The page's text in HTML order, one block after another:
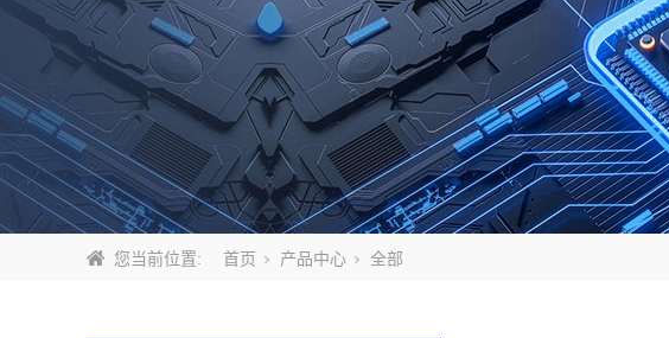
您当前位置: 首页 产品中心 全部